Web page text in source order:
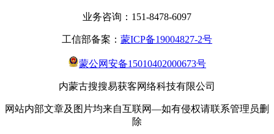
业务咨询：151-8478-6097
工信部备案： 蒙ICP备19004827-2号
蒙公网安备15010402000673号
内蒙古搜搜易获客网络科技有限公司
网站内部文章及图片均来自互联网—如有侵权请联系管理员删
除